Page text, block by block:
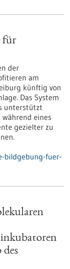
für
der
am
künftig von
Das System
unterstützt
eines
gezielter zu
bildgebung-fuer-